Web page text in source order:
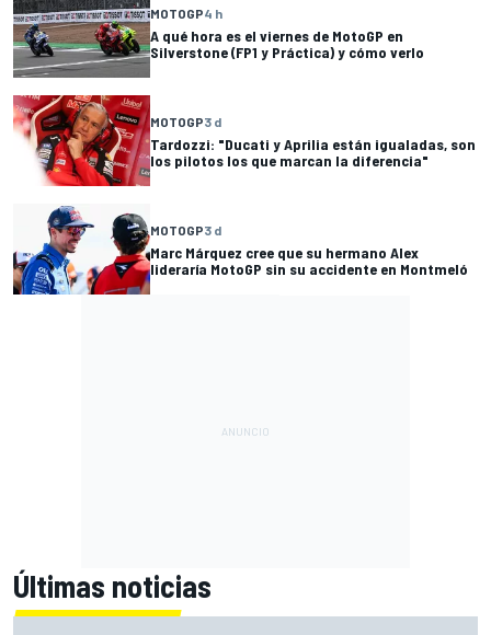
MOTOGP4 h
A qué hora es el viernes de MotoGP en
Silverstone (FP1 y Práctica) y cómo verlo
MOTOGP3 d
Tardozzi: "Ducati y Aprilia están igualadas, son
los pilotos los que marcan la diferencia"
MOTOGP3 d
Marc Márquez cree que su hermano Alex
lideraría MotoGP sin su accidente en Montmeló
Últimas noticias